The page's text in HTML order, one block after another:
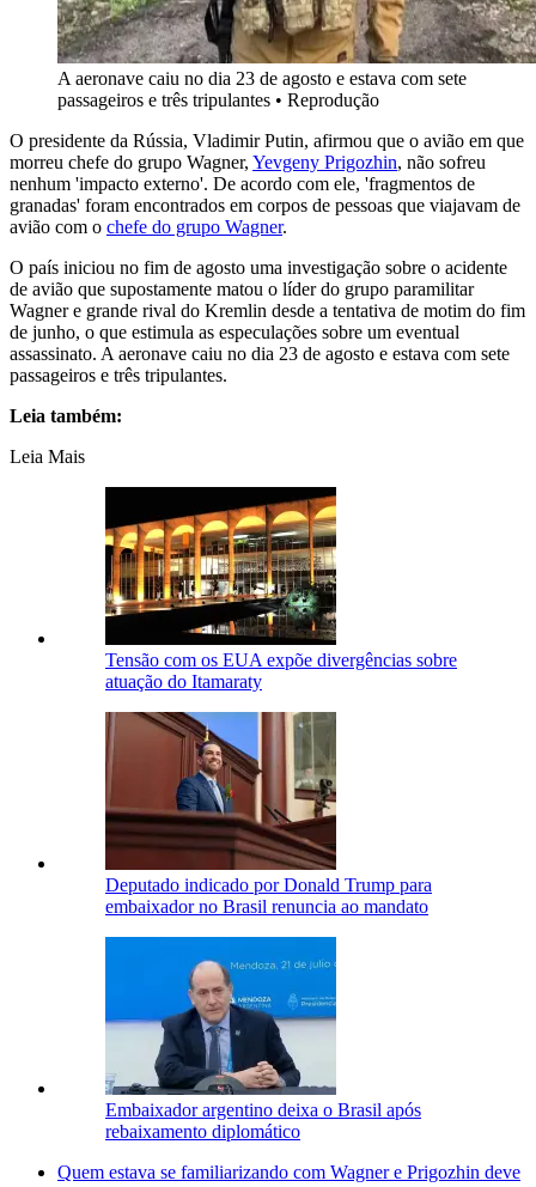
A aeronave caiu no dia 23 de agosto e estava com sete
passageiros e três tripulantes • Reprodução
O presidente da Rússia, Vladimir Putin, afirmou que o avião em que
morreu chefe do grupo Wagner, Yevgeny Prigozhin, não sofreu
nenhum 'impacto externo'. De acordo com ele, 'fragmentos de
granadas' foram encontrados em corpos de pessoas que viajavam de
avião com o chefe do grupo Wagner.
O país iniciou no fim de agosto uma investigação sobre o acidente
de avião que supostamente matou o líder do grupo paramilitar
Wagner e grande rival do Kremlin desde a tentativa de motim do fim
de junho, o que estimula as especulações sobre um eventual
assassinato. A aeronave caiu no dia 23 de agosto e estava com sete
passageiros e três tripulantes.
Leia também:
Leia Mais
Tensão com os EUA expõe divergências sobre
atuação do Itamaraty
Deputado indicado por Donald Trump para
embaixador no Brasil renuncia ao mandato
Embaixador argentino deixa o Brasil após
rebaixamento diplomático
Quem estava se familiarizando com Wagner e Prigozhin deve